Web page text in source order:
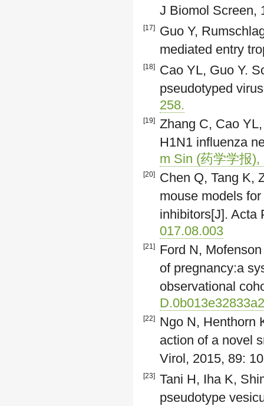
J Biomol Screen,
[17]
Guo Y,
mediated entry
[18]
Cao YL, Guo Y.
pseudotyped
258.
[19]
Zhang C, Cao
H1N1 influenza
m Sin (药学学报
[20]
Chen Q, Tang K,
mouse models for
inhibitors[J]. Acta
017.08.003
[21]
Ford N,
of pregnancy:a
observational
[22]
Ngo N, Henthorn
action of a novel
Virol, 2015, 89:
[23]
Tani H, Iha K,
pseudotype